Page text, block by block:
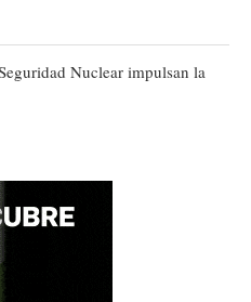
Nuclear impulsan la